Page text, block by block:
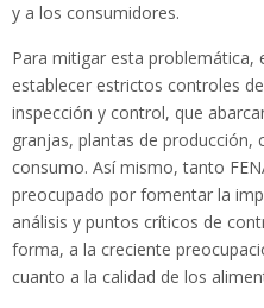
y a los consumidores.
Para mitigar esta problemática,
establecer estrictos controles
inspección y control, que
granjas, plantas de producción,
consumo. Así mismo, tanto
preocupado por fomentar la
análisis y puntos críticos de
forma, a la creciente
cuanto a la calidad de los